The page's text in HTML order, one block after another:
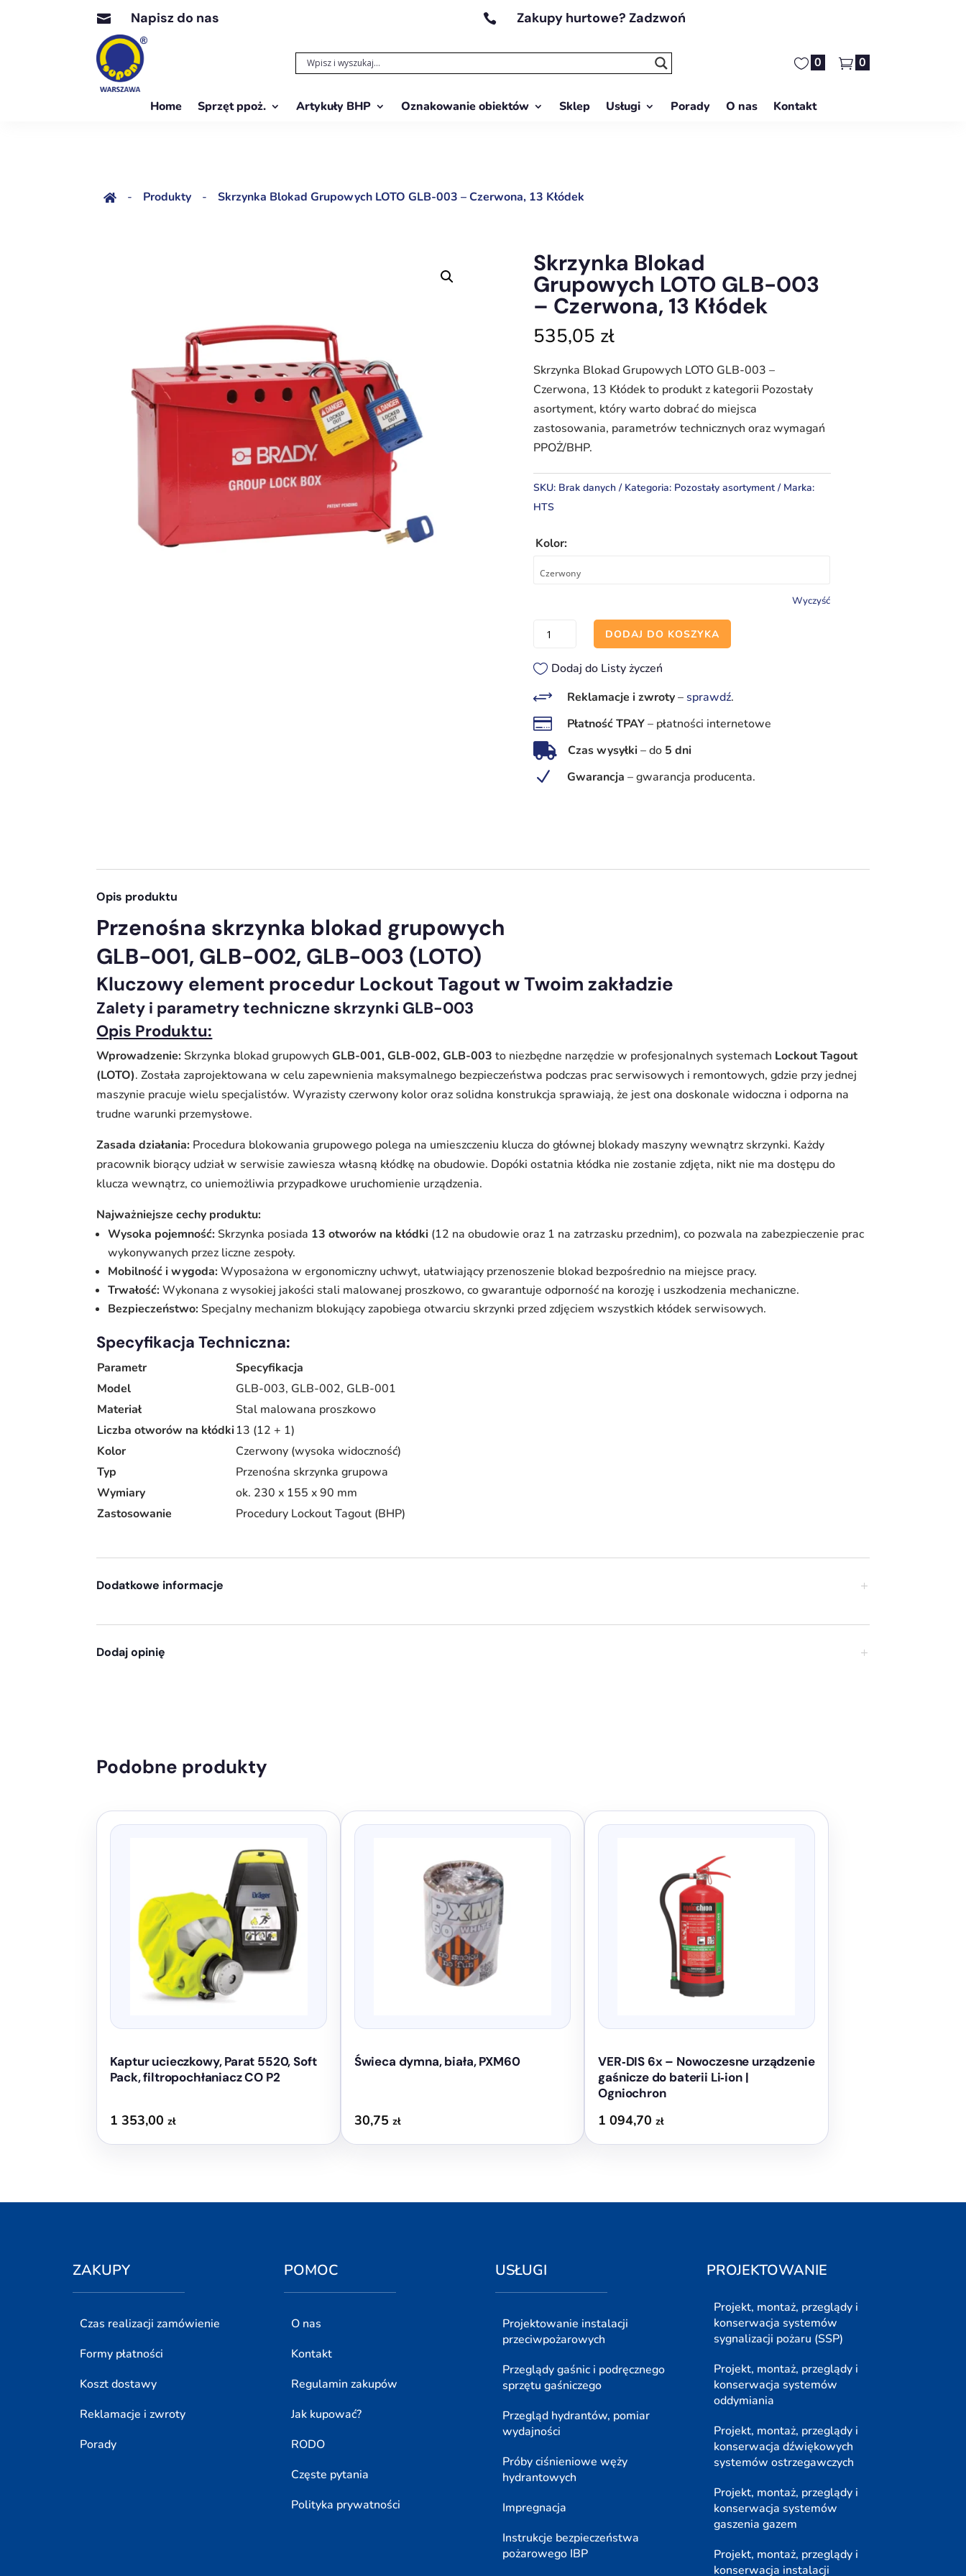
 Napisz do nas  Zakupy hurtowe? Zadzwoń
0 0
Home Sprzęt ppoż. Artykuły BHP Oznakowanie obiektów Sklep Usługi Porady O nas Kontakt
 - Produkty - Skrzynka Blokad Grupowych LOTO GLB-003 – Czerwona, 13 Kłódek
Skrzynka Blokad
Grupowych LOTO GLB-003
– Czerwona, 13 Kłódek
535,05 zł
Skrzynka Blokad Grupowych LOTO GLB-003 –
Czerwona, 13 Kłódek to produkt z kategorii Pozostały
asortyment, który warto dobrać do miejsca
zastosowania, parametrów technicznych oraz wymagań
PPOŻ/BHP.
SKU: Brak danych Kategoria: Pozostały asortyment
Marka:
HTS
Kolor:
Wyczyść
ilość
Blokad
LOTO
GLB-
003
–
Czerwona,
DODAJ DO KOSZYKA
Dodaj do Listy życzeń
+ Reklamacje i zwroty–sprawdź.
 Płatność TPAY– płatności internetowe
 Czas wysyłki–do 5 dni
N Gwarancja–gwarancja producenta.
Opis produktu
Przenośna skrzynka blokad grupowych
GLB-001, GLB-002, GLB-003 (LOTO)
Kluczowy element procedur Lockout Tagout w Twoim zakładzie
Zalety i parametry techniczne skrzynki GLB-003
Opis Produktu:
Wprowadzenie:Skrzynka blokad grupowychGLB-001, GLB-002, GLB-003to niezbędne narzędzie w profesjonalnych systemach Lockout Tagout
(LOTO). Została zaprojektowana w celu zapewnienia maksymalnego bezpieczeństwa podczas prac serwisowych i remontowych, gdzie przy jednej
maszynie pracuje wielu specjalistów. Wyrazisty czerwony kolor oraz solidna konstrukcja sprawiają, że jest ona doskonale widoczna i odporna na
trudne warunki przemysłowe.
Zasada działania: Procedura blokowania grupowego polega na umieszczeniu klucza do głównej blokady maszyny wewnątrz skrzynki. Każdy
pracownik biorący udział w serwisie zawiesza własną kłódkę na obudowie. Dopóki ostatnia kłódka nie zostanie zdjęta, nikt nie ma dostępu do
klucza wewnątrz, co uniemożliwia przypadkowe uruchomienie urządzenia.
Najważniejsze cechy produktu:
Wysoka pojemność:Skrzynka posiada 13 otworów na kłódki (12 na obudowie oraz 1 na zatrzasku przednim), co pozwala na zabezpieczenie prac
wykonywanych przez liczne zespoły.
Mobilność i wygoda:Wyposażona w ergonomiczny uchwyt, ułatwiający przenoszenie blokad bezpośrednio na miejsce pracy.
Trwałość:Wykonana z wysokiej jakości stali malowanej proszkowo, co gwarantuje odporność na korozję i uszkodzenia mechaniczne.
Bezpieczeństwo:Specjalny mechanizm blokujący zapobiega otwarciu skrzynki przed zdjęciem wszystkich kłódek serwisowych.
Specyfikacja Techniczna:
Parametr
Specyfikacja
Model
GLB-003, GLB-002, GLB-001
Materiał
Stal malowana proszkowo
Liczba otworów na kłódki13 (12 + 1)
Kolor
Czerwony (wysoka widoczność)
Typ
Przenośna skrzynka grupowa
Wymiary
ok. 230 x 155 x 90 mm
Zastosowanie
Procedury Lockout Tagout (BHP)
Dodatkowe informacje
Dodaj opinię
Podobne produkty
Kaptur ucieczkowy, Parat 5520, Soft
Pack, filtropochłaniacz CO P2
1 353,00zł
Świeca dymna, biała, PXM60
30,75 zł
VER‑DIS 6x – Nowoczesne urządzenie
gaśnicze do baterii Li‑ion |
Ogniochron
1 094,70zł
ZAKUPY
Czas realizacji zamówienie
Formy płatności
Koszt dostawy
Reklamacje i zwroty
Porady
POMOC
O nas
Kontakt
Regulamin zakupów
Jak kupować?
RODO
Częste pytania
Polityka prywatności
USŁUGI
Projektowanie instalacji
przeciwpożarowych
Przeglądy gaśnic i podręcznego
sprzętu gaśniczego
Przegląd hydrantów, pomiar
wydajności
Próby ciśnieniowe węży
hydrantowych
Impregnacja
Instrukcje bezpieczeństwa
pożarowego IBP
PROJEKTOWANIE
Projekt, montaż, przeglądy i
konserwacja systemów
sygnalizacji pożaru (SSP)
Projekt, montaż, przeglądy i
konserwacja systemów
oddymiania
Projekt, montaż, przeglądy i
konserwacja dźwiękowych
systemów ostrzegawczych
Projekt, montaż, przeglądy i
konserwacja systemów
gaszenia gazem
Projekt, montaż, przeglądy i
konserwacja instalacji